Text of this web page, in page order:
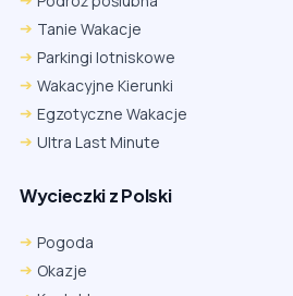
Tanie Wakacje
Parkingi lotniskowe
Wakacyjne Kierunki
Egzotyczne Wakacje
Ultra Last Minute
Wycieczki z Polski
Pogoda
Okazje
Firefox
Ustawienia → Prywatność i